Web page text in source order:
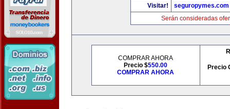
Visitar!
seguropymes.com
Serán consideradas
COMPRAR AHORA
Precio $550.00
COMPRAR AHORA
Precio